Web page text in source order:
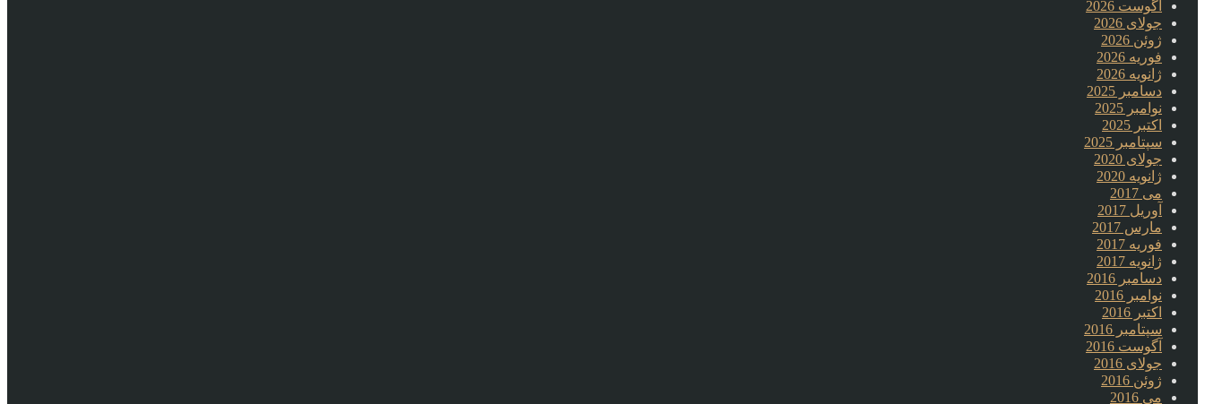
آگوست 2026
جولای 2026
ژوئن 2026
فوریه 2026
ژانویه 2026
دسامبر 2025
نوامبر 2025
اکتبر 2025
سپتامبر 2025
جولای 2020
ژانویه 2020
می 2017
آوریل 2017
مارس 2017
فوریه 2017
ژانویه 2017
دسامبر 2016
نوامبر 2016
اکتبر 2016
سپتامبر 2016
آگوست 2016
جولای 2016
ژوئن 2016
می 2016